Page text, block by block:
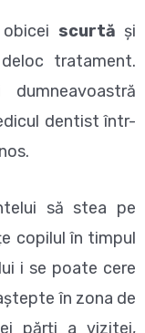
scurtă și
tratament.
dentist într-
să stea pe
copilul în timpul
i se poate cere
în zona de
părți a vizitei,